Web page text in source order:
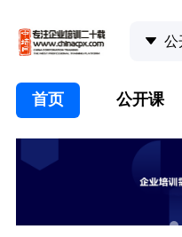
首页 公开课